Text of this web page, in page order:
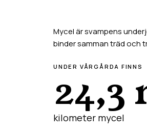
Mycel är svampens
binder samman träd och
UNDER VÅRGÅRDA FINNS
24,3
kilometer mycel